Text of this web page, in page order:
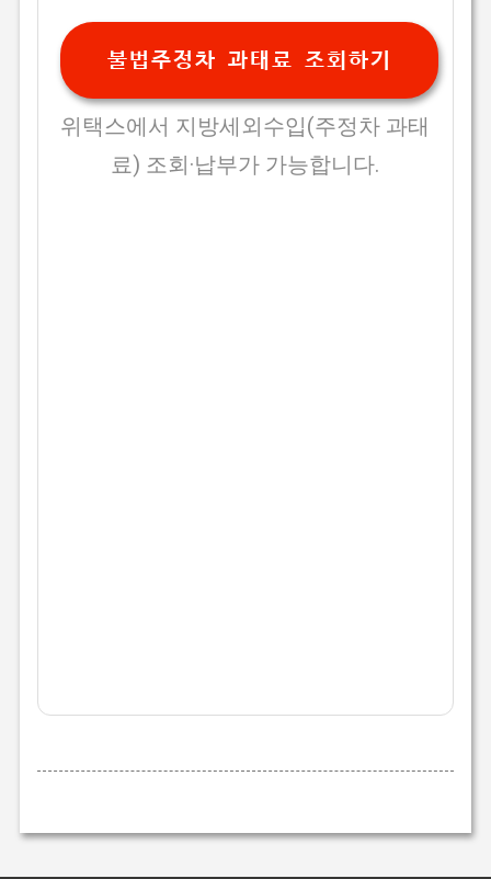
불법주정차 과태료 조회하기
위택스에서 지방세외수입(주정차 과태
료) 조회·납부가 가능합니다.